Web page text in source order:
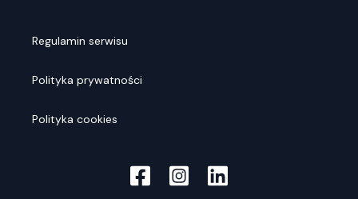
Regulamin serwisu
Polityka prywatności
Polityka cookies